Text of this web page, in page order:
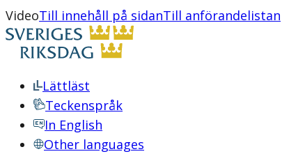
VideoTill innehåll på sidanTill anförandelistan
Lättläst
Teckenspråk
In English
Other languages